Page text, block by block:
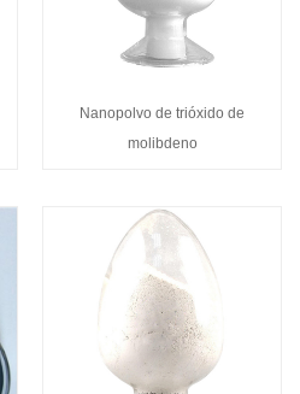
Nanopolvo de trióxido de
molibdeno